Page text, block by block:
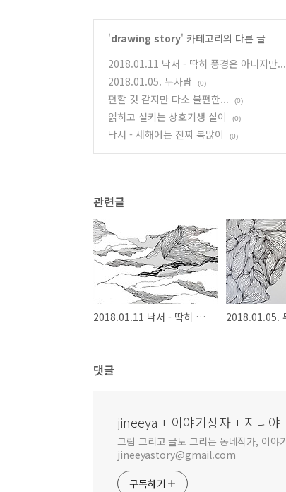
'drawing story' 카테고리의 다른 글
2018.01.11 낙서 - 딱히 풍경은 아니지만
2018.01.05. 두사람 (0)
편할 것 같지만 다소 불편한... (0)
얽히고 설키는 상호기생 살이 (0)
낙서 - 새해에는 진짜 복많이 (0)
관련글
2018.01.11 낙서 - 딱히 풍경은 아니지만... 역시 낙서는 회의 때 2018.01.05.
댓글
jineeya + 이야기상자 + 지니야
그림 그리고 글도 그리는 동네작가, 이
jineeyastory@gmail.com
구독하기